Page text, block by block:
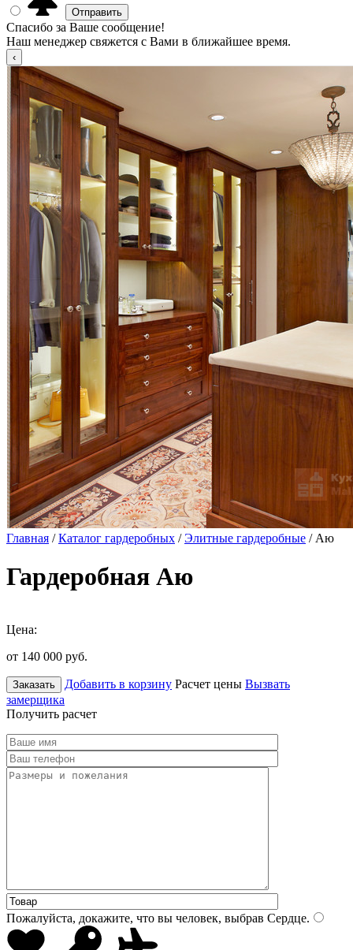
Спасибо за Ваше сообщение!
Наш менеджер свяжется с Вами в ближайшее время.
Главная /Каталог гардеробных /Элитные гардеробные / Аю
Гардеробная Аю
Цена:
от 140 000 руб.
Заказать Добавить в корзину Расчет цены Вызвать
замерщика
Получить расчет
Пожалуйста, докажите, что вы человек, выбрав Сердце.